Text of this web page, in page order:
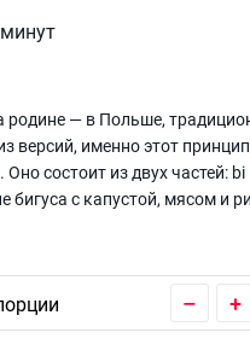
родине — в Польше,
версий, именно этот
состоит из двух частей:
с капустой, мясом и
– +